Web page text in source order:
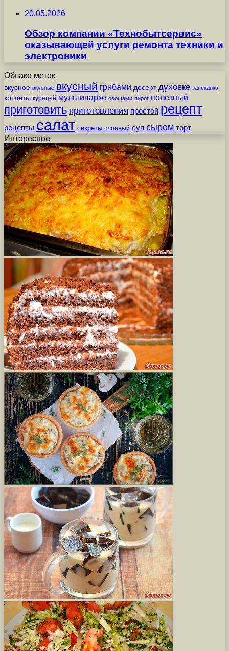
20.05.2026
Обзор компании «Технобытсервис»
оказывающей услуги ремонта техники и
электроники
Облако меток
вкусное вкусные вкусный грибами десерт духовке запеканка
котлеты курицей мультиварке овощами пирог полезный
приготовить приготовления простой рецепт
рецепты салат секреты слоеный суп сыром торт
Интересное